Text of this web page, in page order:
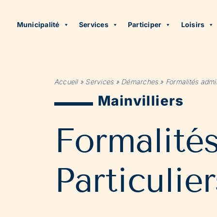
Municipalité Services Participer Loisirs
Accueil» Services» Démarches» Formalités
Mainvilliers